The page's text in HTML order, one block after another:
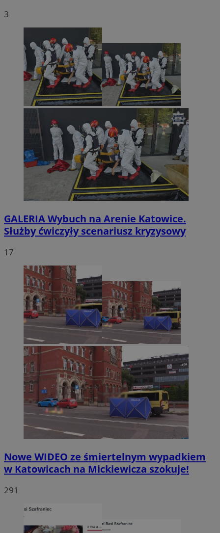
3
GALERIAWybuch na Arenie Katowice.
Służby ćwiczyły scenariusz kryzysowy
17
Nowe WIDEO ze śmiertelnym wypadkiem
w Katowicach na Mickiewicza szokuje!
291